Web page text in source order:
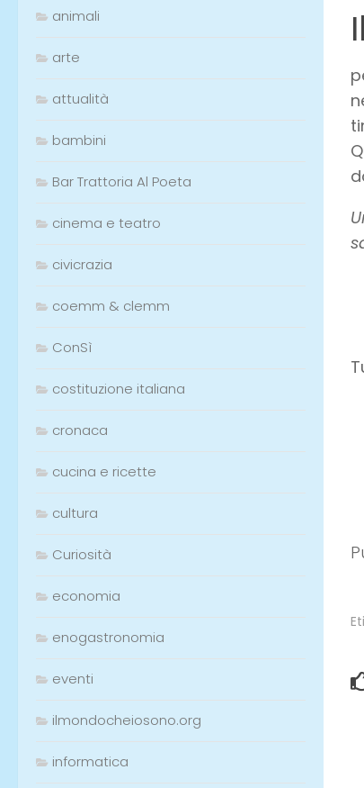
animali
arte
attualità
bambini
Bar Trattoria Al Poeta
cinema e teatro
civicrazia
coemm & clemm
ConSì
costituzione italiana
cronaca
cucina e ricette
cultura
Curiosità
economia
enogastronomia
eventi
ilmondocheiosono.org
informatica